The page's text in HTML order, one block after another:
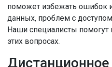
поможет избежать ошибок
данных, проблем с
Наши специалисты помогут
этих вопросах.
Дистанционное